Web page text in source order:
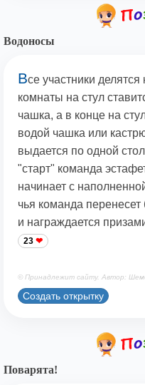
Водоносы
Все участники
комнаты на стул
чашка, а в конце на
водой чашка или
выдается по одной
"старт" команда
начинает с
чья команда
и награждается
23
© Принадлежит сайту. Автор:
Создать открытку
Поварята!